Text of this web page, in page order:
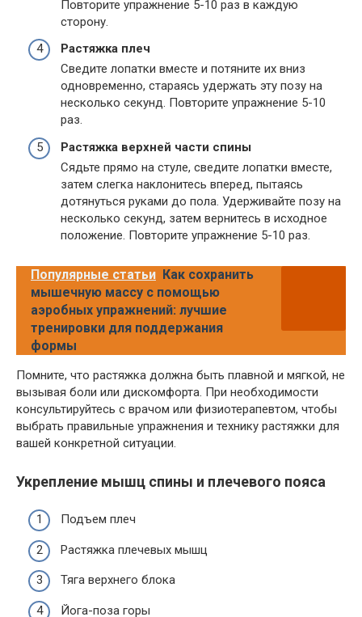
Повторите упражнение 5-10 раз в каждую
сторону.
Растяжка плеч
Сведите лопатки вместе и потяните их вниз
одновременно, стараясь удержать эту позу на
несколько секунд. Повторите упражнение 5-10
раз.
Растяжка верхней части спины
Сядьте прямо на стуле, сведите лопатки вместе,
затем слегка наклонитесь вперед, пытаясь
дотянуться руками до пола. Удерживайте позу на
несколько секунд, затем вернитесь в исходное
положение. Повторите упражнение 5-10 раз.
Популярные статьи Как сохранить
мышечную массу с помощью
аэробных упражнений: лучшие
тренировки для поддержания
формы
Помните, что растяжка должна быть плавной и мягкой, не
вызывая боли или дискомфорта. При необходимости
консультируйтесь с врачом или физиотерапевтом, чтобы
выбрать правильные упражнения и технику растяжки для
вашей конкретной ситуации.
Укрепление мышц спины и плечевого пояса
Подъем плеч
Растяжка плечевых мышц
Тяга верхнего блока
Йога-поза горы